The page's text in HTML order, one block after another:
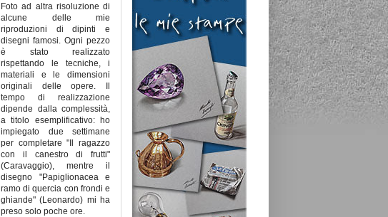
Foto ad altra risoluzione di
alcune delle mie
riproduzioni di dipinti e
disegni famosi. Ogni pezzo
è stato realizzato
rispettando le tecniche, i
materiali e le dimensioni
originali delle opere. Il
tempo di realizzazione
dipende dalla complessità,
a titolo esemplificativo: ho
impiegato due settimane
per completare "Il ragazzo
con il canestro di frutti"
(Caravaggio), mentre il
disegno "Papiglionacea e
ramo di quercia con frondi e
ghiande" (Leonardo) mi ha
preso solo poche ore.